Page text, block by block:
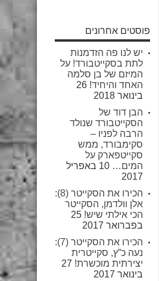
פוסטים אחרונים
יש לנו פה הזדמנות
לתת בסקייטבורד! על
המיזם של בן סלמה
האחד והיחיד! 26
בינואר 2018
הבן דוד של
הסקייטבורד שנולד
הרבה לפניו –
סקימבורד, ממש
סקייטפארק על
המים…
10 באפריל
2017
הכירו את הסקייטר (8):
אלן וולדמן, הסקייטר
הכי אילתי שיש! 25
בפברואר 2017
הכירו את הסקייטר (7):
נעה כ”ץ, סקייטרית
יצירתית מוכשרת! 27
בינואר 2017